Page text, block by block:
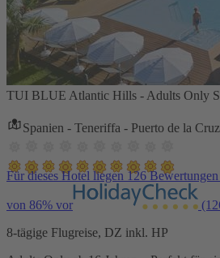
TUI BLUE Atlantic Hills - Adults Only
Spanien - Teneriffa - Puerto de la Cruz
Für dieses Hotel liegen 126
von 86% vor
8-tägige Flugreise, DZ inkl. HP